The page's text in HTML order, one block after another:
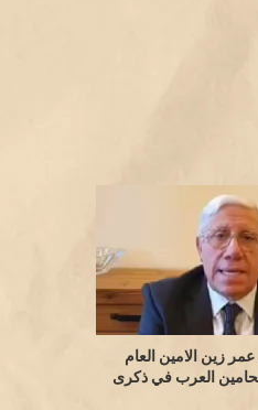
زين الامين العام
العرب في ذكرى